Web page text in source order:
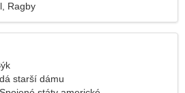
Ragby
starší dámu